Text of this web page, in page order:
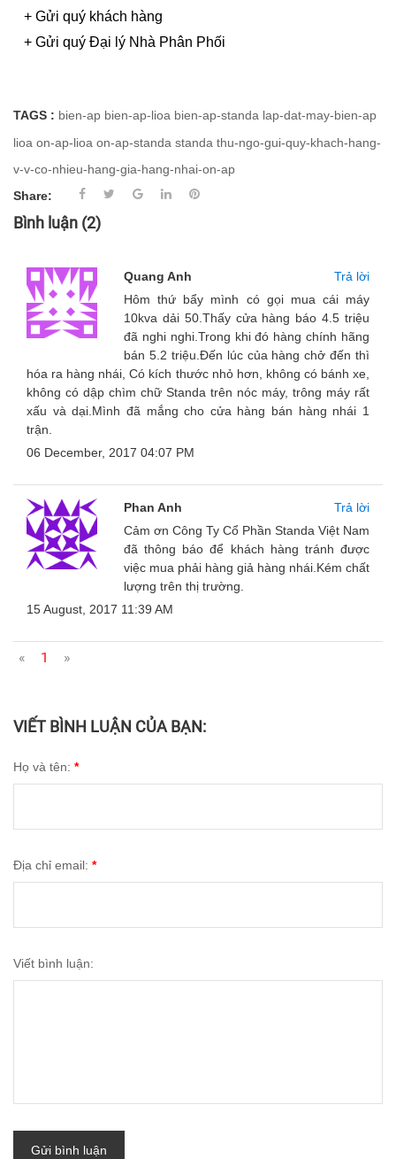
+ Gửi quý khách hàng
+ Gửi quý Đại lý Nhà Phân Phối
TAGS : bien-ap bien-ap-lioa bien-ap-standa lap-dat-may-bien-ap
lioa on-ap-lioa on-ap-standa standa thu-ngo-gui-quy-khach-hang-
v-v-co-nhieu-hang-gia-hang-nhai-on-ap
Share:
Bình luận (2)
Quang Anh
Trả lời
Hôm thứ bẩy mình có gọi mua cái máy
10kva dải 50.Thấy cửa hàng báo 4.5 triệu
đã nghi nghi.Trong khi đó hàng chính hãng
bán 5.2 triệu.Đến lúc của hàng chở đến thì
hóa ra hàng nhái, Có kích thước nhỏ hơn, không có bánh xe,
không có dập chìm chữ Standa trên nóc máy, trông máy rất
xấu và dại.Mình đã mắng cho cửa hàng bán hàng nhái 1
trận.
06 December, 2017 04:07 PM
Phan Anh
Trả lời
Cảm ơn Công Ty Cổ Phần Standa Việt Nam
đã thông báo để khách hàng tránh được
việc mua phải hàng giả hàng nhái.Kém chất
lượng trên thị trường.
15 August, 2017 11:39 AM
« 1 »
VIẾT BÌNH LUẬN CỦA BẠN:
Họ và tên: *
Địa chỉ email: *
Viết bình luận:
Gửi bình luận